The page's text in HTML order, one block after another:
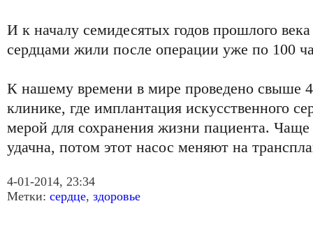
И к началу семидесятых годов прошлого
сердцами жили после операции уже по 100
К нашему времени в мире проведено свыше
клинике, где имплантация искусственного
мерой для сохранения жизни пациента. Чаще
удачна, потом этот насос меняют на
4-01-2014, 23:34
Метки: сердце, здоровье